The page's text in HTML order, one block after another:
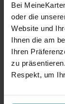
Bei
oder die
Website und
Ihnen die am
Ihren
zu
Respekt, um